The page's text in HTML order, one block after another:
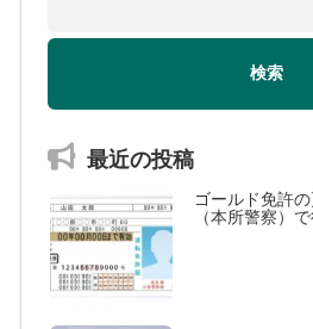
最近の投稿
ゴールド免許
（本所警察）